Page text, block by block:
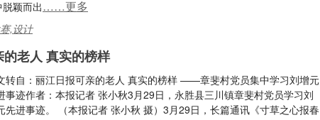
颖而出……更多
,设计
的老人 真实的榜样
转自：丽江日报可亲的老人 真实的榜样​ ——章斐村党员集中学习刘增元
事迹作者：本报记者 张小秋3月29日，永胜县三川镇章斐村党员学习刘
先进事迹。 （本报记者 张小秋 摄）3月29日，长篇通讯《寸草之心报春